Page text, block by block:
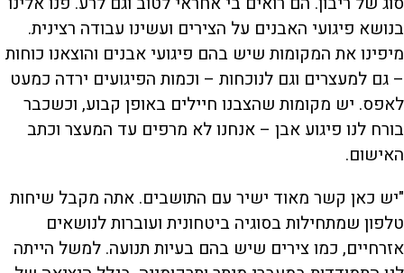
בנושא פיגועי האבנים על הצירים ועשינו עבודה רצינית.
מיפינו את המקומות שיש בהם פיגועי אבנים והוצאנו כוחות
– גם למעצרים וגם לנוכחות – וכמות הפיגועים ירדה כמעט
לאפס. יש מקומות שהצבנו חיילים באופן קבוע, וכשכבר
בורח לנו פיגוע אבן – אנחנו לא מרפים עד המעצר וכתב
האישום.
"יש כאן קשר מאוד ישיר עם התושבים. אתה מקבל שיחות
טלפון שמתחילות בסוגיה ביטחונית ועוברות לנושאים
אזרחיים, כמו צירים שיש בהם בעיות תנועה. למשל הייתה